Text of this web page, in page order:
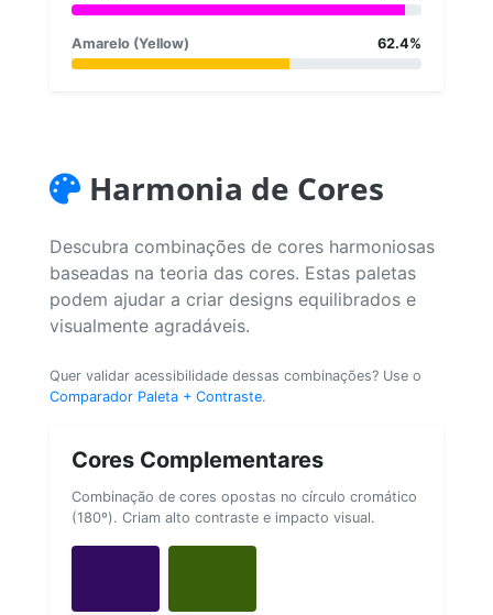
Amarelo (Yellow) 62.4%
Harmonia de Cores
Descubra combinações de cores harmoniosas
baseadas na teoria das cores. Estas paletas
podem ajudar a criar designs equilibrados e
visualmente agradáveis.
Quer validar acessibilidade dessas combinações? Use o
Comparador Paleta + Contraste.
Cores Complementares
Combinação de cores opostas no círculo cromático
(180º). Criam alto contraste e impacto visual.